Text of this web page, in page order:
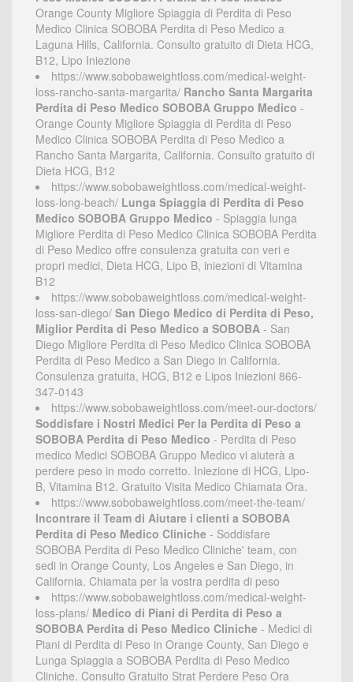
Orange County Migliore Spiaggia di Perdita di Peso
Medico Clinica SOBOBA Perdita di Peso Medico a
Laguna Hills, California. Consulto gratuito di Dieta HCG,
B12, Lipo Iniezione
https://www.sobobaweightloss.com/medical-weight-
loss-rancho-santa-margarita/ Rancho Santa Margarita
Perdita di Peso Medico SOBOBA Gruppo Medico -
Orange County Migliore Spiaggia di Perdita di Peso
Medico Clinica SOBOBA Perdita di Peso Medico a
Rancho Santa Margarita, California. Consulto gratuito di
Dieta HCG, B12
https://www.sobobaweightloss.com/medical-weight-
loss-long-beach/ Lunga Spiaggia di Perdita di Peso
Medico SOBOBA Gruppo Medico - Spiaggia lunga
Migliore Perdita di Peso Medico Clinica SOBOBA Perdita
di Peso Medico offre consulenza gratuita con veri e
propri medici, Dieta HCG, Lipo B, iniezioni di Vitamina
B12
https://www.sobobaweightloss.com/medical-weight-
loss-san-diego/ San Diego Medico di Perdita di Peso,
Miglior Perdita di Peso Medico a SOBOBA - San
Diego Migliore Perdita di Peso Medico Clinica SOBOBA
Perdita di Peso Medico a San Diego in California.
Consulenza gratuita, HCG, B12 e Lipos Iniezioni 866-
347-0143
https://www.sobobaweightloss.com/meet-our-doctors/
Soddisfare i Nostri Medici Per la Perdita di Peso a
SOBOBA Perdita di Peso Medico - Perdita di Peso
medico Medici SOBOBA Gruppo Medico vi aiuterà a
perdere peso in modo corretto. Iniezione di HCG, Lipo-
B, Vitamina B12. Gratuito Visita Medico Chiamata Ora.
https://www.sobobaweightloss.com/meet-the-team/
Incontrare il Team di Aiutare i clienti a SOBOBA
Perdita di Peso Medico Cliniche - Soddisfare
SOBOBA Perdita di Peso Medico Cliniche' team, con
sedi in Orange County, Los Angeles e San Diego, in
California. Chiamata per la vostra perdita di peso
https://www.sobobaweightloss.com/medical-weight-
loss-plans/ Medico di Piani di Perdita di Peso a
SOBOBA Perdita di Peso Medico Cliniche - Medici di
Piani di Perdita di Peso in Orange County, San Diego e
Lunga Spiaggia a SOBOBA Perdita di Peso Medico
Cliniche. Consulto Gratuito Strat Perdere Peso Ora